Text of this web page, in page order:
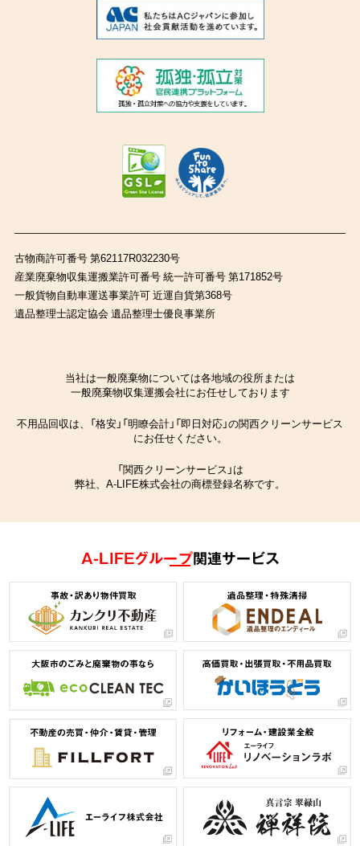
古物商許可番号 第62117R032230号
産業廃棄物収集運搬業許可番号 統一許可番号 第171852号
一般貨物自動車運送事業許可 近運自貨第368号
遺品整理士認定協会 遺品整理士優良事業所
当社は一般廃棄物については各地域の役所または
一般廃棄物収集運搬会社にお任せしております
不用品回収は、「格安」「明瞭会計」「即日対応」の関西クリーンサービス
にお任せください。
「関西クリーンサービス」は
弊社、A-LIFE株式会社の商標登録名称です。
A-LIFEグループ関連サービス